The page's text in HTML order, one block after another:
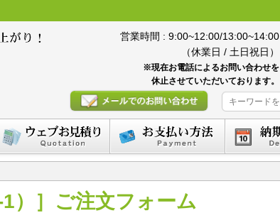
営業時間 : 9:00~12:00/13:00~14:00
（休業日 / 土日祝日）
※現在お電話によるお問い合わせを
休止させていただいております。
1）］ご注文フォーム